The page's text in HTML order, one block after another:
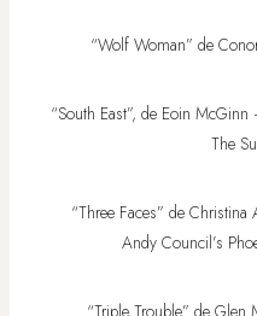
“Wolf Woman” de
“South East”, de Eoin
The
“Three Faces” de
Andy Council’s